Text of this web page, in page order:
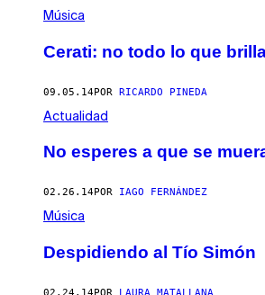
Música
Cerati: no todo lo que
09.05.14POR RICARDO PINEDA
Actualidad
No esperes a que se
02.26.14POR IAGO FERNÁNDEZ
Música
Despidiendo al Tío Simón
02.24.14POR LAURA MATALLANA